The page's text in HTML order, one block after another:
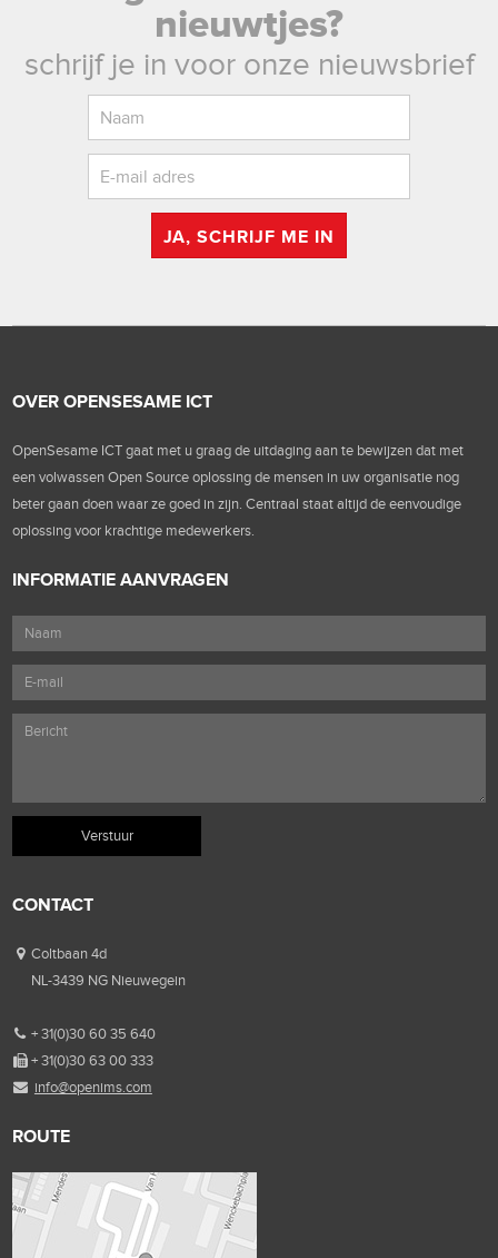
nieuwtjes?
schrijf je in voor onze nieuwsbrief
JA, SCHRIJF ME IN
OVER OPENSESAME ICT
OpenSesame ICT gaat met u graag de uitdaging aan te bewijzen dat met
een volwassen Open Source oplossing de mensen in uw organisatie nog
beter gaan doen waar ze goed in zijn. Centraal staat altijd de eenvoudige
oplossing voor krachtige medewerkers.
INFORMATIE AANVRAGEN
CONTACT
Coltbaan 4d
NL-3439 NG Nieuwegein
+ 31(0)30 60 35 640
+ 31(0)30 63 00 333
info@openims.com
ROUTE